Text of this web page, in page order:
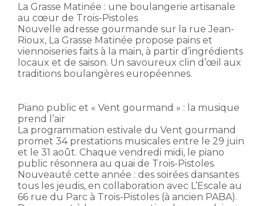
La Grasse Matinée : une boulangerie artisanale
au cœur de Trois-Pistoles
Nouvelle adresse gourmande sur la rue Jean-
Rioux, La Grasse Matinée propose pains et
viennoiseries faits à la main, à partir d’ingrédients
locaux et de saison. Un savoureux clin d’œil aux
traditions boulangères européennes.
Piano public et « Vent gourmand » : la musique
prend l’air
La programmation estivale du Vent gourmand
promet 34 prestations musicales entre le 29 juin
et le 31 août. Chaque vendredi midi, le piano
public résonnera au quai de Trois-Pistoles.
Nouveauté cette année : des soirées dansantes
tous les jeudis, en collaboration avec L’Escale au
66 rue du Parc à Trois-Pistoles (à ancien PABA).